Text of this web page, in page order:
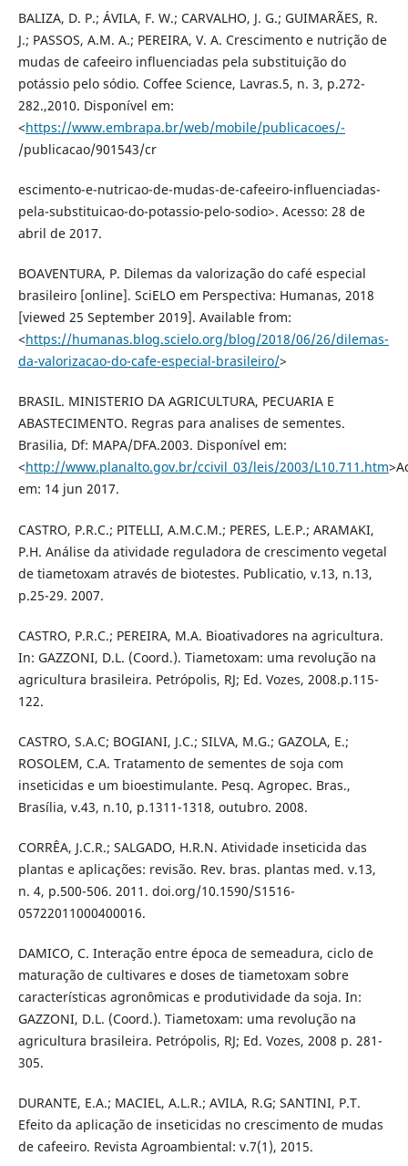
BALIZA, D. P.; ÁVILA, F. W.; CARVALHO, J. G.; GUIMARÃES, R.
J.; PASSOS, A.M. A.; PEREIRA, V. A. Crescimento e nutrição de
mudas de cafeeiro influenciadas pela substituição do
potássio pelo sódio. Coffee Science, Lavras.5, n. 3, p.272-
282.,2010. Disponível em:
<https://www.embrapa.br/web/mobile/publicacoes/-
/publicacao/901543/cr
escimento-e-nutricao-de-mudas-de-cafeeiro-influenciadas-
pela-substituicao-do-potassio-pelo-sodio>. Acesso: 28 de
abril de 2017.
BOAVENTURA, P. Dilemas da valorização do café especial
brasileiro [online]. SciELO em Perspectiva: Humanas, 2018
[viewed 25 September 2019]. Available from:
<https://humanas.blog.scielo.org/blog/2018/06/26/dilemas-
da-valorizacao-do-cafe-especial-brasileiro/>
BRASIL. MINISTERIO DA AGRICULTURA, PECUARIA E
ABASTECIMENTO. Regras para analises de sementes.
Brasilia, Df: MAPA/DFA.2003. Disponível em:
<http://www.planalto.gov.br/ccivil_03/leis/2003/L10.711.htm
em: 14 jun 2017.
CASTRO, P.R.C.; PITELLI, A.M.C.M.; PERES, L.E.P.; ARAMAKI,
P.H. Análise da atividade reguladora de crescimento vegetal
de tiametoxam através de biotestes. Publicatio, v.13, n.13,
p.25-29. 2007.
CASTRO, P.R.C.; PEREIRA, M.A. Bioativadores na agricultura.
In: GAZZONI, D.L. (Coord.). Tiametoxam: uma revolução na
agricultura brasileira. Petrópolis, RJ; Ed. Vozes, 2008.p.115-
122.
CASTRO, S.A.C; BOGIANI, J.C.; SILVA, M.G.; GAZOLA, E.;
ROSOLEM, C.A. Tratamento de sementes de soja com
inseticidas e um bioestimulante. Pesq. Agropec. Bras.,
Brasília, v.43, n.10, p.1311-1318, outubro. 2008.
CORRÊA, J.C.R.; SALGADO, H.R.N. Atividade inseticida das
plantas e aplicações: revisão. Rev. bras. plantas med. v.13,
n. 4, p.500-506. 2011. doi.org/10.1590/S1516-
05722011000400016.
DAMICO, C. Interação entre época de semeadura, ciclo de
maturação de cultivares e doses de tiametoxam sobre
características agronômicas e produtividade da soja. In:
GAZZONI, D.L. (Coord.). Tiametoxam: uma revolução na
agricultura brasileira. Petrópolis, RJ; Ed. Vozes, 2008 p. 281-
305.
DURANTE, E.A.; MACIEL, A.L.R.; AVILA, R.G; SANTINI, P.T.
Efeito da aplicação de inseticidas no crescimento de mudas
de cafeeiro. Revista Agroambiental: v.7(1), 2015.